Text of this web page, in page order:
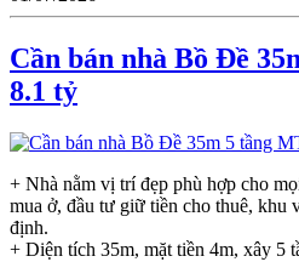
Cần bán nhà Bồ Đề
8.1 tỷ
+ Nhà nằm vị trí đẹp phù hợp cho
mua ở, đầu tư giữ tiền cho thuê, khu
định.
+ Diện tích 35m, mặt tiền 4m, xây 5